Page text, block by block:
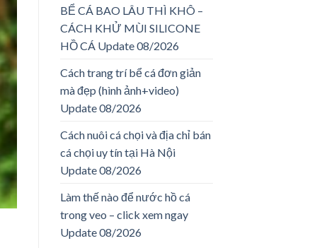
BỂ CÁ BAO LÂU THÌ KHÔ –
CÁCH KHỬ MÙI SILICONE
HỒ CÁ Update 08/2026
Cách trang trí bể cá đơn giản
mà đẹp (hình ảnh+video)
Update 08/2026
Cách nuôi cá chọi và địa chỉ bán
cá chọi uy tín tại Hà Nội
Update 08/2026
Làm thế nào để nước hồ cá
trong veo – click xem ngay
Update 08/2026